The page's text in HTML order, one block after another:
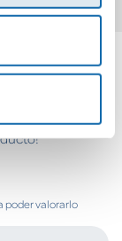
poder valorarlo